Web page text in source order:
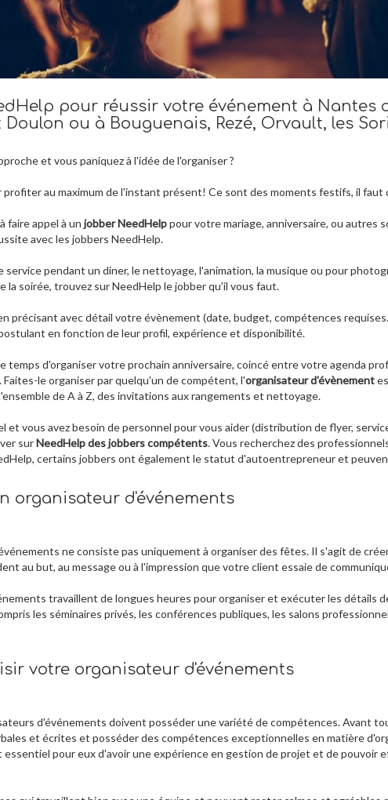
pour réussir votre événement à Nantes
Doulon ou à Bouguenais, Rezé, Orvault, les
et vous paniquez à l'idée de l'organiser ?
profiter au maximum de l'instant présent! Ce sont des moments festifs, il faut
faire appel à un jobber NeedHelppour votre mariage, anniversaire, ou autres
avec les jobbers NeedHelp.
service pendant un diner, le nettoyage, l'animation, la musique ou pour
la soirée, trouvez sur NeedHelp le jobber qu'il vous faut.
précisant avec détail votre évènement (date, budget, compétences
en fonction de leur profil, expérience et disponibilité.
temps d'organiser votre prochain anniversaire, coincé entre votre agenda
le organiser par quelqu'un de compétent, l'organisateur d'évènement
de A à Z, des invitations aux rangements et nettoyage.
et vous avez besoin de personnel pour vous aider (distribution de flyer,
surNeedHelp des jobbers compétents. Vous recherchez des
certains jobbers ont également le statut d'autoentrepreneur et
organisateur d'événements
ne consiste pas uniquement à organiser des fêtes. Il s'agit de
au but, au message ou à l'impression que votre client essaie de
travaillent de longues heures pour organiser et exécuter les détails
les séminaires privés, les conférences publiques, les salons
votre organisateur d'événements
d'événements doivent posséder une variété de compétences. Avant
et écrites et posséder des compétences exceptionnelles en matière
pour eux d'avoir une expérience en gestion de projet et de pouvoir